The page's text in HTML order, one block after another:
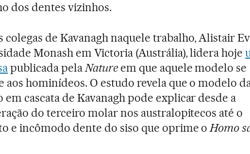
dos dentes vizinhos.
colegas de Kavanagh naquele trabalho, Alistair
Monash em Victoria (Austrália), lidera hoje
publicada pelaNatureem que aquele modelo se
aos hominídeos. O estudo revela que o modelo
em cascata de Kavanagh pode explicar desde a
do terceiro molar nos australopitecos até o
e incômodo dente do siso que oprime oHomo